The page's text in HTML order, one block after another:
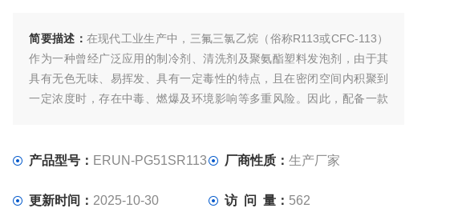
简要描述： 在现代工业生产中，三氟三氯乙烷（俗称R113或CFC-113）
作为一种曾经广泛应用的制冷剂、清洗剂及聚氨酯塑料发泡剂，由于其
具有无色无味、易挥发、具有一定毒性的特点，且在密闭空间内积聚到
一定浓度时，存在中毒、燃爆及环境影响等多重风险。因此，配备一款
产品型号： ERUN-PG51SR113 厂商性质：生产厂家
更新时间： 2025-10-30 访 问 量： 562